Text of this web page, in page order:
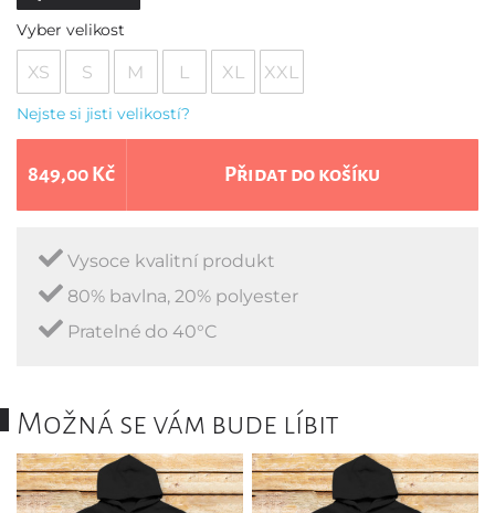
Vyber velikost
XS S M L XL XXL
Nejste si jisti velikostí?
849,00 Kč Přidat do košíku
Vysoce kvalitní produkt
80% bavlna, 20% polyester
Pratelné do 40°C
Možná se vám bude líbit